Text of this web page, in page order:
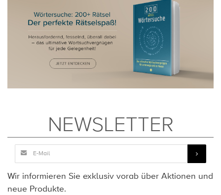
NEWSLETTER
Wir informieren Sie exklusiv vorab über Aktionen und
neue Produkte.